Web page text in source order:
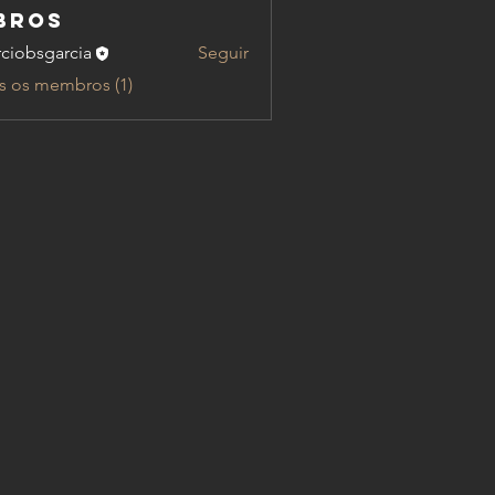
Seguir
os membros (1)